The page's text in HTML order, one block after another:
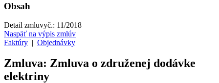
Obsah
Detail zmluvyč.: 11/2018
Naspäť na výpis zmlúv
Faktúry | Objednávky
Zmluva: Zmluva o združenej dodávke
elektriny